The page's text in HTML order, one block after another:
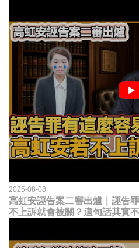
2025-08-08
高虹安誣告案二審出爐｜誣告
不上訴就會被關？這句話其實不